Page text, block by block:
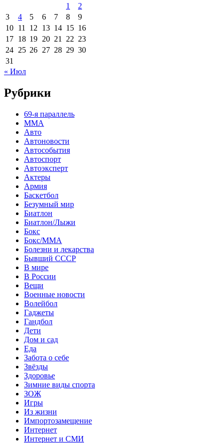
1
2
3
4 5 6 7 8
9
10 11 12 13 14 15 16
17 18 19 20 21 22 23
24 25 26 27 28 29 30
31
« Июл
Рубрики
69-я параллель
MMA
Авто
Автоновости
Автособытия
Автоспорт
Автоэксперт
Актеры
Армия
Баскетбол
Безумный мир
Биатлон
Биатлон/Лыжи
Бокс
Бокс/MMA
Болезни и лекарства
Бывший СССР
В мире
В России
Вещи
Военные новости
Волейбол
Гаджеты
Гандбол
Дети
Дом и сад
Еда
Забота о себе
Звёзды
Здоровье
Зимние виды спорта
ЗОЖ
Игры
Из жизни
Импортозамещение
Интернет
Интернет и СМИ